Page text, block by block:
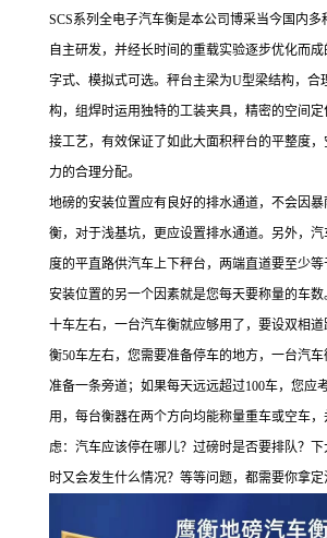
SCS系列全电子汽车衡是本公司博采当今国内多
自主研发，并经长时间的重载实验逐步优化而
字式、模拟式可选。秤台主梁为U型梁结构，合
构，组焊时运用独特的工装夹具，精密的空间
接工艺，有效保证了如此大面积秤台的平整度
力的合理分配。
地磅的安装位置应有良好的排水通道，不会因
衡，对于浅基坑，更应设置排水通道。另外，
度的平直路供汽车上下秤台，两端直道要至少
安装位置的另一个因素就是您每天要称量的车
十车左右，一台汽车衡就应够用了，要设双相
衡50车左右，您需要准备停车的地方，一台汽
准备一条旁道；如果每天远远超过100车，您应
用，每台衡器在两个方向均能称量重车或空车
虑：汽车应该停在哪儿？过磅时是否要排队？
时又会发生什么情况？等等问题，都需要你拿定